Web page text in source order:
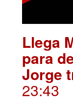
Llega
para
Jorge
23:43